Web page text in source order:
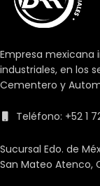
Empresa
industriales, en los
Cementero y
Teléfono: +52 1
Sucursal Edo. de
San Mateo Atenco,